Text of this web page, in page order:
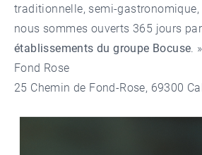
traditionnelle, semi-
nous sommes ouverts 365 jours
établissements du groupe Bocuse. »
Fond Rose
25 Chemin de Fond-Rose, 69300